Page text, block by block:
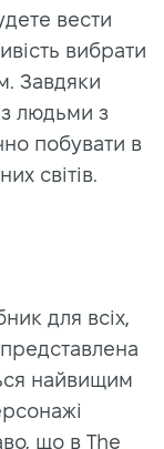
вести
вибрати
Завдяки
людьми з
побувати в
світів.
для всіх,
найвищим
що в The